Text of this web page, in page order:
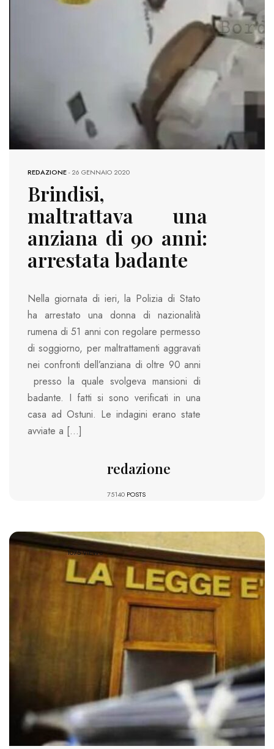
REDAZIONE-26 GENNAIO 2020
Brindisi,
maltrattava una
anziana di 90 anni:
arrestata badante
Nella giornata di ieri, la Polizia di Stato
ha arrestato una donna di nazionalità
rumena di 51 anni con regolare permesso
di soggiorno, per maltrattamenti aggravati
nei confronti dell’anziana di oltre 90 anni
presso la quale svolgeva mansioni di
badante. I fatti si sono verificati in una
casa ad Ostuni. Le indagini erano state
avviate a […]
redazione
75140 POSTS
1075 VIEWS